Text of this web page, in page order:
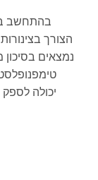
בהתחשב
הצורך
נמצאים